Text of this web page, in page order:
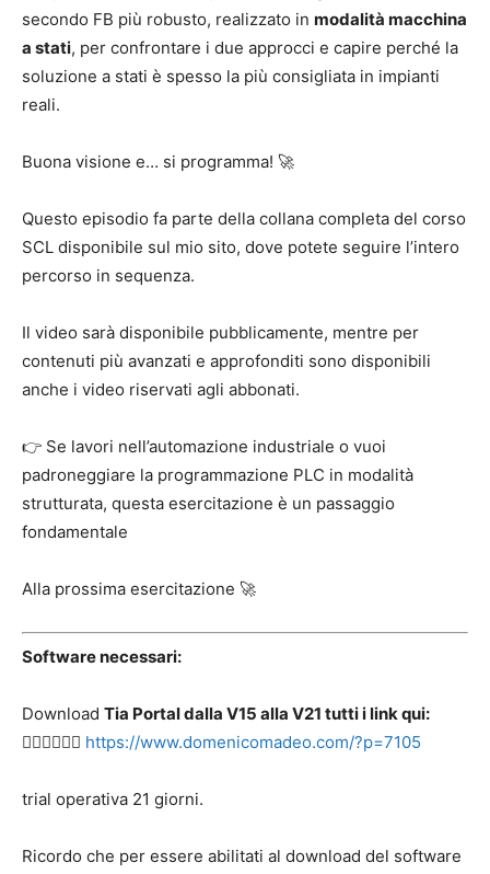
secondo FB più robusto, realizzato in modalità macchina
a stati, per confrontare i due approcci e capire perché la
soluzione a stati è spesso la più consigliata in impianti
reali.
Buona visione e… si programma! 🚀
Questo episodio fa parte della collana completa del corso
SCL disponibile sul mio sito, dove potete seguire l’intero
percorso in sequenza.
Il video sarà disponibile pubblicamente, mentre per
contenuti più avanzati e approfonditi sono disponibili
anche i video riservati agli abbonati.
👉 Se lavori nell’automazione industriale o vuoi
padroneggiare la programmazione PLC in modalità
strutturata, questa esercitazione è un passaggio
fondamentale
Alla prossima esercitazione 🚀
Software necessari:
Download Tia Portal dalla V15 alla V21 tutti i link qui:
👉🏻👉🏻👉🏻 https://www.domenicomadeo.com/?p=7105
trial operativa 21 giorni.
Ricordo che per essere abilitati al download del software